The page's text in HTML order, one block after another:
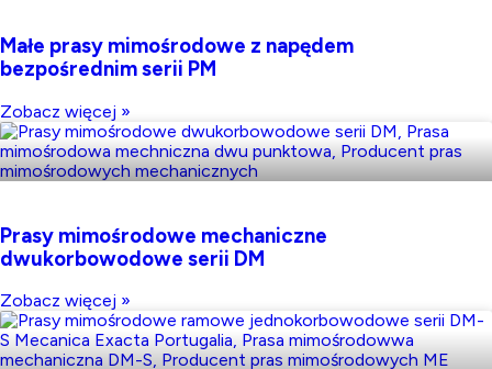
Małe prasy mimośrodowe z napędem
bezpośrednim serii PM
Zobacz więcej »
Prasy mimośrodowe mechaniczne
dwukorbowodowe serii DM
Zobacz więcej »